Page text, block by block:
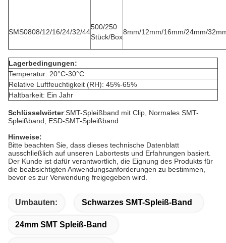
SMS0808/12/16/24/32/44
500/250
Stück/Box
8mm/12mm/16mm/24mm/
Lagerbedingungen:
Temperatur: 20°C-30°C
Relative Luftfeuchtigkeit (RH): 45%-65%
Haltbarkeit: Ein Jahr
Schlüsselwörter:SMT-Spleißband mit Clip, Normales SMT-
Spleißband, ESD-SMT-Spleißband
Hinweise:
Bitte beachten Sie, dass dieses technische Datenblatt
ausschließlich auf unseren Labortests und Erfahrungen basiert.
Der Kunde ist dafür verantwortlich, die Eignung des Produkts für
die beabsichtigten Anwendungsanforderungen zu bestimmen,
bevor es zur Verwendung freigegeben wird.
Umbauten: Schwarzes SMT-Spleiß-Band
24mm SMT Spleiß-Band